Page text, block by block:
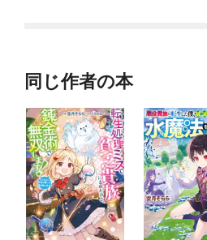
同じ作者の本